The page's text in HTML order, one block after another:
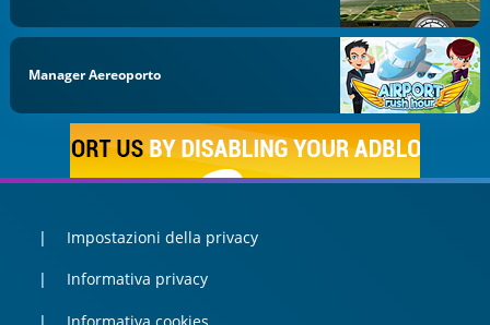
Manager Aereoporto
Impostazioni della privacy
Informativa privacy
Informativa cookies